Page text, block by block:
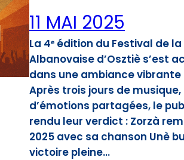
11 MAI 2025
La 4ᵉ édition du Festival de
Albanovaise d’Osztiè s’est
dans une ambiance vibrante
Après trois jours de
d’émotions partagées, le
rendu leur verdict : Zorzà
2025 avec sa chanson Unè
victoire pleine…